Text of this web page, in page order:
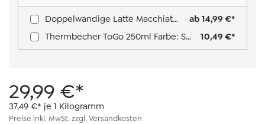
Doppelwandige Latte Macchiato-Gläser
ab 14,99 €*
Thermbecher ToGo 250ml Farbe: Schwarz
10,49 €*
29,99 €*
37,49 €* je 1 Kilogramm
Preise inkl. MwSt. zzgl. Versandkosten